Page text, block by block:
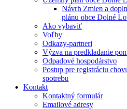
Návrh Zmien a
plánu obce Dolné
Ako vybaviť
Voľby
Odkazy-partneri
Výzva na predkladanie
Odpadové hospodárstvo
Postup pre registráciu
spotrebu
Kontakt
Kontaktný formulár
Emailové adresy